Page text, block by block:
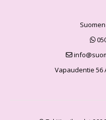
Vapaudentie 56